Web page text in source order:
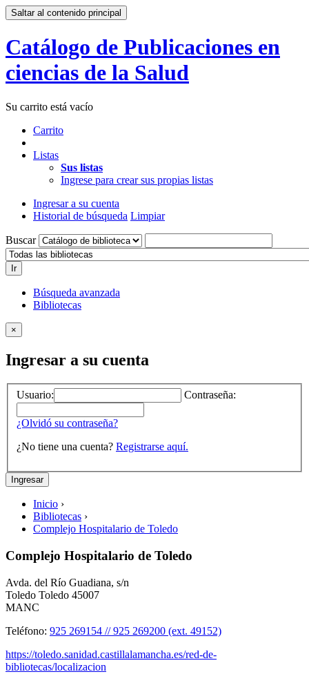
Saltar al contenido principal
Catálogo de Publicaciones en
ciencias de la Salud
Su carrito está vacío
Carrito
Listas
Sus listas
Ingrese para crear sus propias listas
Ingresar a su cuenta
Historial de búsqueda Limpiar
Buscar
Ir
Búsqueda avanzada
Bibliotecas
×
Ingresar a su cuenta
Usuario: Contraseña:
¿Olvidó su contraseña?
¿No tiene una cuenta? Registrarse aquí.
Inicio ›
Bibliotecas ›
Complejo Hospitalario de Toledo
Complejo Hospitalario de Toledo
Avda. del Río Guadiana, s/n
Toledo Toledo 45007
MANC
Teléfono: 925 269154 // 925 269200 (ext. 49152)
https://toledo.sanidad.castillalamancha.es/red-de-
bibliotecas/localizacion